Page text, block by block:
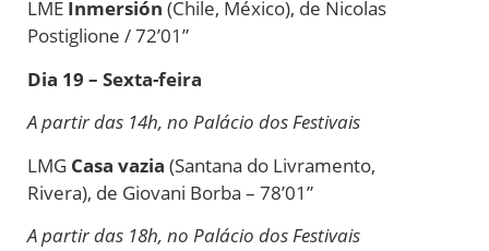
LME Inmersión (Chile, México), de Nicolas
Postiglione / 72’01”
Dia 19 – Sexta-feira
A partir das 14h, no Palácio dos Festivais
LMG Casa vazia (Santana do Livramento,
Rivera), de Giovani Borba – 78’01”
A partir das 18h, no Palácio dos Festivais